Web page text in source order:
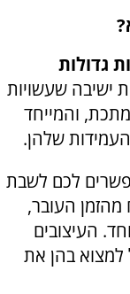
גדולות
ישיבה שעשויות
והמייחד
שלהן.
לכם לשבת
העובר,
העיצובים
למצוא בהן את